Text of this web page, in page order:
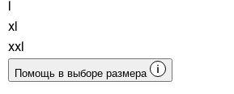
l
xl
xxl
Помощь в выборе размера